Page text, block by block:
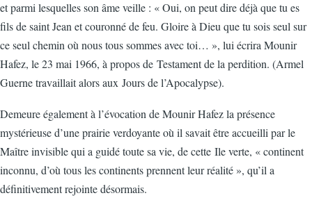
et parmi lesquelles son âme veille : « Oui, on peut dire déjà que tu es
fils de saint Jean et couronné de feu. Gloire à Dieu que tu sois seul sur
ce seul chemin où nous tous sommes avec toi… », lui écrira Mounir
Hafez, le 23 mai 1966, à propos de Testament de la perdition. (Armel
Guerne travaillait alors aux Jours de l’Apocalypse).
Demeure également à l’évocation de Mounir Hafez la présence
mystérieuse d’une prairie verdoyante où il savait être accueilli par le
Maître invisible qui a guidé toute sa vie, de cette Ile verte, « continent
inconnu, d’où tous les continents prennent leur réalité », qu’il a
définitivement rejointe désormais.